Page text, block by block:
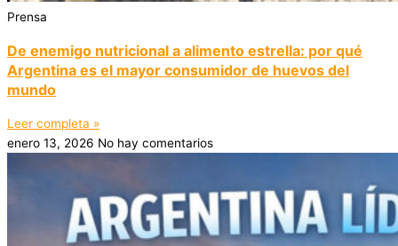
Prensa
De enemigo nutricional a alimento estrella: por qué
Argentina es el mayor consumidor de huevos del
mundo
Leer completa »
enero 13, 2026 No hay comentarios